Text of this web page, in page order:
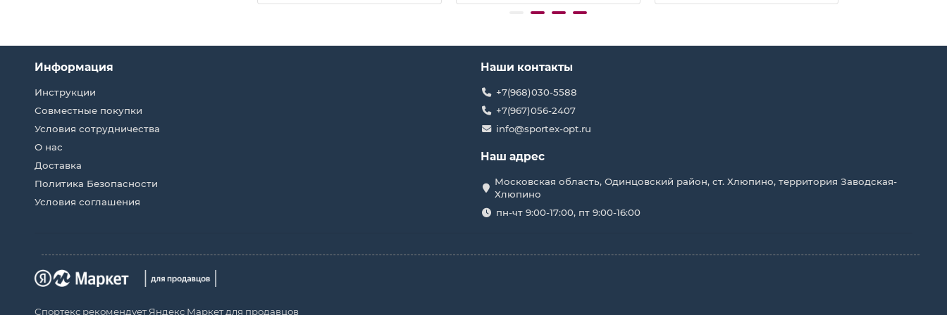
Информация
Инструкции
Совместные покупки
Условия сотрудничества
О нас
Доставка
Политика Безопасности
Условия соглашения
Наши контакты
+7(968)030-5588
+7(967)056-2407
info@sportex-opt.ru
Наш адрес
Московская область, Одинцовский район, ст. Хлюпино, территория Заводская-
Хлюпино
пн-чт 9:00-17:00, пт 9:00-16:00
Спортекс рекомендует Яндекс Маркет для продавцов